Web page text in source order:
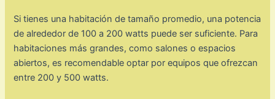
Si tienes una habitación de tamaño promedio, una potencia
de alrededor de 100 a 200 watts puede ser suficiente. Para
habitaciones más grandes, como salones o espacios
abiertos, es recomendable optar por equipos que ofrezcan
entre 200 y 500 watts.